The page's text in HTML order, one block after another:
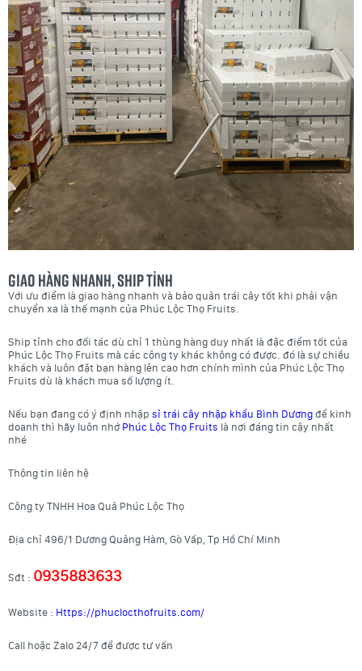
Giao hàng nhanh, ship tỉnh
Với ưu điểm là giao hàng nhanh và bảo quản trái cây tốt khi phải vận
chuyển xa là thế mạnh của Phúc Lộc Thọ Fruits.
Ship tỉnh cho đối tác dù chỉ 1 thùng hàng duy nhất là đặc điểm tốt của
Phúc Lộc Thọ Fruits mà các công ty khác không có được. đó là sự chiều
khách và luôn đặt bạn hàng lên cao hơn chính mình của Phúc Lộc Thọ
Fruits dù là khách mua số lượng ít.
Nếu bạn đang có ý định nhập sỉ trái cây nhập khẩu Bình Dương để kinh
doanh thì hãy luôn nhớ Phúc Lộc Thọ Fruits là nơi đáng tin cậy nhất
nhé
Thông tin liên hệ
Công ty TNHH Hoa Quả Phúc Lộc Thọ
Địa chỉ 496/1 Dương Quảng Hàm, Gò Vấp, Tp Hồ Chí Minh
Sđt : 0935883633
Website : Https://phuclocthofruits.com/
Call hoặc Zalo 24/7 để được tư vấn